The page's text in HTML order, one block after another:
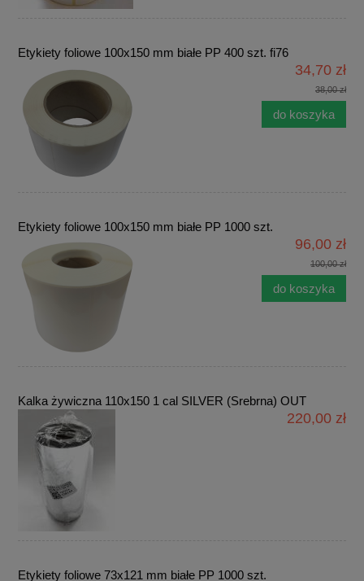
Etykiety foliowe 100x150 mm białe PP 400 szt. fi76
34,70 zł
38,00 zł
do koszyka
Etykiety foliowe 100x150 mm białe PP 1000 szt.
96,00 zł
100,00 zł
do koszyka
Kalka żywiczna 110x150 1 cal SILVER (Srebrna) OUT
220,00 zł
Etykiety foliowe 73x121 mm białe PP 1000 szt.